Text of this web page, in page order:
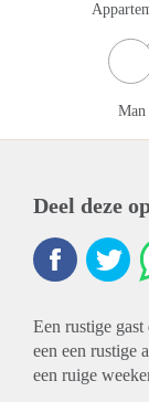
Man
Deel deze
Een rustige
een een rustige
een ruige